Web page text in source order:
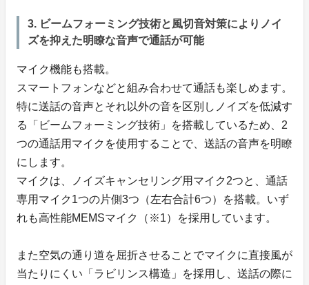
3. ビームフォーミング技術と風切音対策によりノイ
ズを抑えた明瞭な音声で通話が可能
マイク機能も搭載。
スマートフォンなどと組み合わせて通話も楽しめます。
特に送話の音声とそれ以外の音を区別しノイズを低減す
る「ビームフォーミング技術」を搭載しているため、2
つの通話用マイクを使用することで、送話の音声を明瞭
にします。
マイクは、ノイズキャンセリング用マイク2つと、通話
専用マイク1つの片側3つ（左右合計6つ）を搭載。いず
れも高性能MEMSマイク（※1）を採用しています。
また空気の通り道を屈折させることでマイクに直接風が
当たりにくい「ラビリンス構造」を採用し、送話の際に